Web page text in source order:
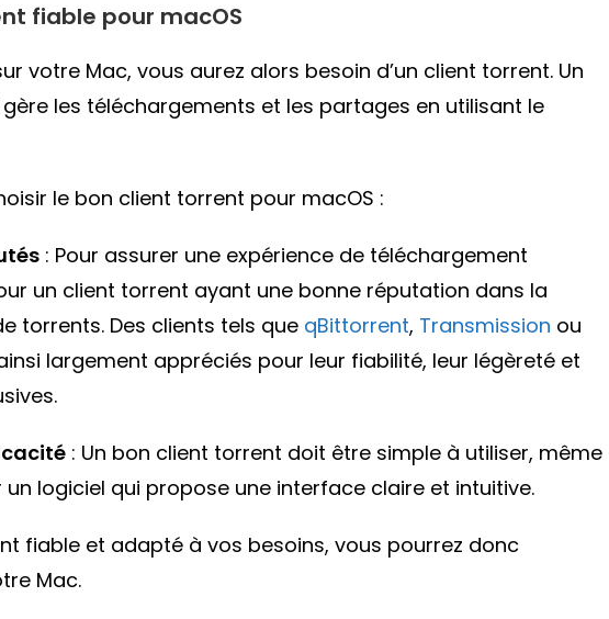
fiable pour macOS
votre Mac, vous aurez alors besoin d’un client torrent. Un
les téléchargements et les partages en utilisant le
le bon client torrent pour macOS :
: Pour assurer une expérience de téléchargement
un client torrent ayant une bonne réputation dans la
torrents. Des clients tels que qBittorrent, Transmission ou
largement appréciés pour leur fiabilité, leur légèreté et
: Un bon client torrent doit être simple à utiliser, même
logiciel qui propose une interface claire et intuitive.
fiable et adapté à vos besoins, vous pourrez donc
Mac.